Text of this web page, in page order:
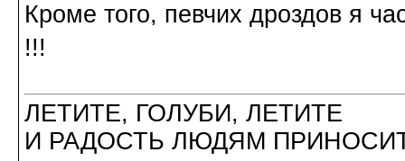
Кроме того, певчих дроздов я
!!!
ЛЕТИТЕ, ГОЛУБИ, ЛЕТИТЕ
И РАДОСТЬ ЛЮДЯМ